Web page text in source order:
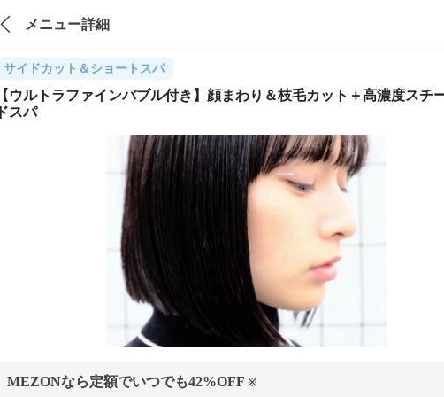
メニュー詳細
サイドカット＆ショートスパ
【ウルトラファインバブル付き】顔まわり＆枝毛カット＋高濃度スチ
ドスパ
MEZONなら定額でいつでも42%OFF ※